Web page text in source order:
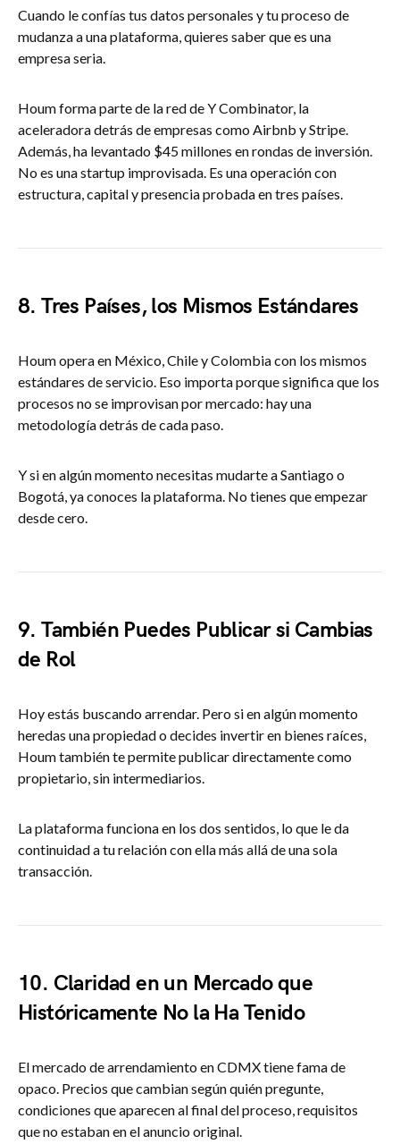
Cuando le confías tus datos personales y tu proceso de
mudanza a una plataforma, quieres saber que es una
empresa seria.
Houm forma parte de la red de Y Combinator, la
aceleradora detrás de empresas como Airbnb y Stripe.
Además, ha levantado $45 millones en rondas de inversión.
No es una startup improvisada. Es una operación con
estructura, capital y presencia probada en tres países.
8. Tres Países, los Mismos Estándares
Houm opera en México, Chile y Colombia con los mismos
estándares de servicio. Eso importa porque significa que los
procesos no se improvisan por mercado: hay una
metodología detrás de cada paso.
Y si en algún momento necesitas mudarte a Santiago o
Bogotá, ya conoces la plataforma. No tienes que empezar
desde cero.
9. También Puedes Publicar si Cambias
de Rol
Hoy estás buscando arrendar. Pero si en algún momento
heredas una propiedad o decides invertir en bienes raíces,
Houm también te permite publicar directamente como
propietario, sin intermediarios.
La plataforma funciona en los dos sentidos, lo que le da
continuidad a tu relación con ella más allá de una sola
transacción.
10. Claridad en un Mercado que
Históricamente No la Ha Tenido
El mercado de arrendamiento en CDMX tiene fama de
opaco. Precios que cambian según quién pregunte,
condiciones que aparecen al final del proceso, requisitos
que no estaban en el anuncio original.